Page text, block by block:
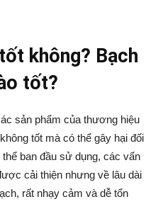
không? Bạch
tốt?
sản phẩm của thương hiệu
tốt mà có thể gây hại đối
ban đầu sử dụng, các vấn
cải thiện nhưng về lâu dài
rất nhạy cảm và dễ tổn